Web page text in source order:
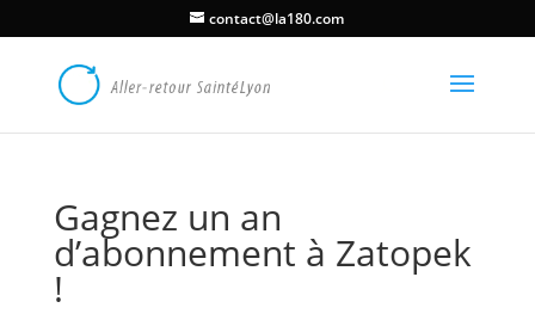
contact@la180.com
Gagnez un an
d’abonnement à Zatopek
!